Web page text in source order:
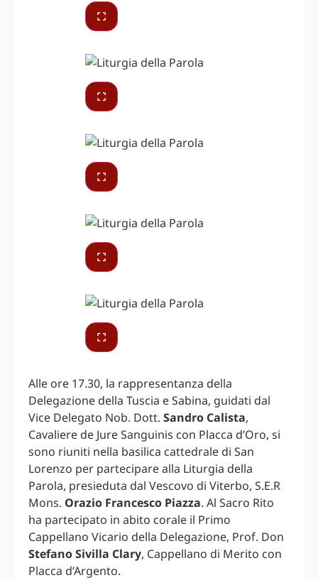
Alle ore 17.30, la rappresentanza della
Delegazione della Tuscia e Sabina, guidati dal
Vice Delegato Nob. Dott. Sandro Calista,
Cavaliere de Jure Sanguinis con Placca d’Oro, si
sono riuniti nella basilica cattedrale di San
Lorenzo per partecipare alla Liturgia della
Parola, presieduta dal Vescovo di Viterbo, S.E.R
Mons. Orazio Francesco Piazza. Al Sacro Rito
ha partecipato in abito corale il Primo
Cappellano Vicario della Delegazione, Prof. Don
Stefano Sivilla Clary, Cappellano di Merito con
Placca d’Argento.